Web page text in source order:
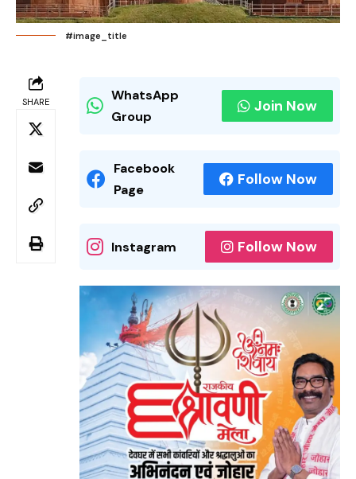
#image_title
SHARE
WhatsApp
Group
Join Now
Facebook
Page
Follow Now
Instagram Follow Now